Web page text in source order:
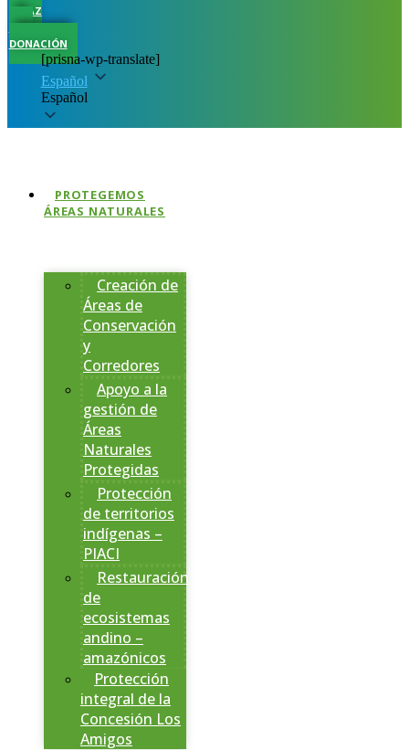
HAZ
UNA
DONACIÓN
[prisna-wp-translate]
Español
Español
PROTEGEMOS
ÁREAS NATURALES
Creación de
Áreas de
Conservación
y
Corredores
Apoyo a la
gestión de
Áreas
Naturales
Protegidas
Protección
de territorios
indígenas –
PIACI
Restauración
de
ecosistemas
andino –
amazónicos
Protección
integral de la
Concesión Los
Amigos